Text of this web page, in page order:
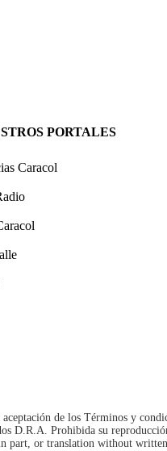
PORTALES
Caracol
de los Términos y
D.R.A. Prohibida su
part, or translation without